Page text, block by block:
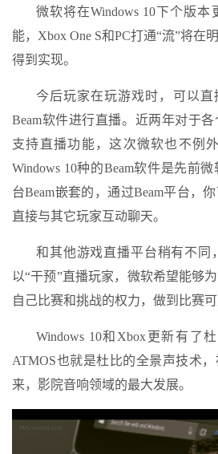
微软将在Windows 10下个版
能，Xbox One S和PC打通“流”将在
得到实现。
今后玩家在玩游戏时，可以直
Beam软件进行直播。近两年对于
支持直播功能，这次微软也不例外
Windows 10种的Beam软件是先前
台Beam嵌套的，通过Beam平台，
直接与其它玩家互动聊天。
和其他游戏直播平台稍有不同
以“干预”直播玩家，微软希望能够
自己比赛和挑战的权力，做到比赛可
Windows 10和Xbox更新有了
ATMOS也就是杜比的全景声技术
来，影院音响领域的最大发展。